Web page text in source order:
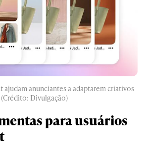
ajudam anunciantes a adaptarem criativos
(Crédito: Divulgação)
para usuários